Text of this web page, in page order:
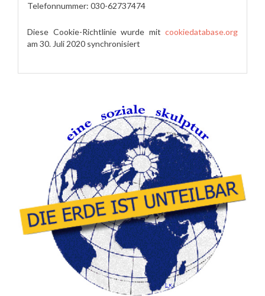
Telefonnummer: 030-62737474
Diese Cookie-Richtlinie wurde mit cookiedatabase.org
am 30. Juli 2020 synchronisiert